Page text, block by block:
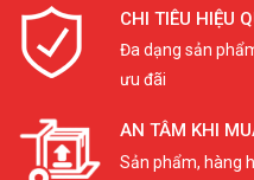
CHI TIÊU HIỆU
Đa dạng sản
ưu đãi
AN TÂM KHI
Sản phẩm, hàng